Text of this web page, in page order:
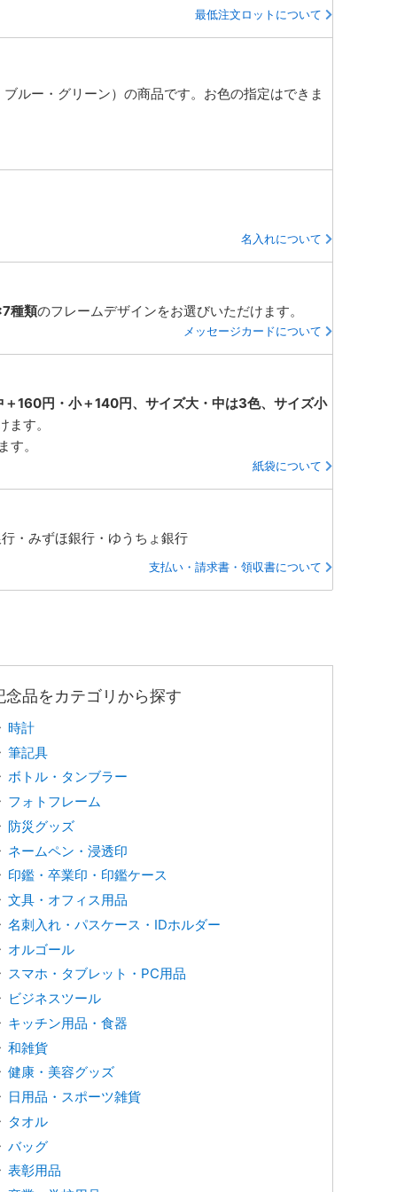
最低注文ロットについて
ルー・グリーン）の商品です。お色の指定はできま
名入れについて
種類のフレームデザインをお選びいただけます。
メッセージカードについて
＋160円・小＋140円、サイズ大・中は3色、サイズ小
ます。
す。
紙袋について
・みずほ銀行・ゆうちょ銀行
支払い・請求書・領収書について
念品をカテゴリから探す
時計
筆記具
ボトル・タンブラー
フォトフレーム
防災グッズ
ネームペン・浸透印
印鑑・卒業印・印鑑ケース
文具・オフィス用品
名刺入れ・パスケース・IDホルダー
オルゴール
スマホ・タブレット・PC用品
ビジネスツール
キッチン用品・食器
和雑貨
健康・美容グッズ
日用品・スポーツ雑貨
タオル
バッグ
表彰用品